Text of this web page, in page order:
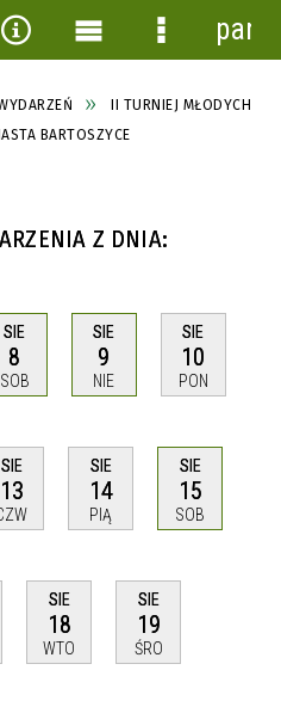
II TURNIEJ MŁODYCH
BARTOSZYCE
Z DNIA:
SIE
8
SOB
SIE
9
NIE
SIE
10
PON
SIE
13
SIE
14
PIĄ
SIE
15
SOB
SIE
18
WTO
SIE
19
ŚRO
Menu
główne
Menu
panel